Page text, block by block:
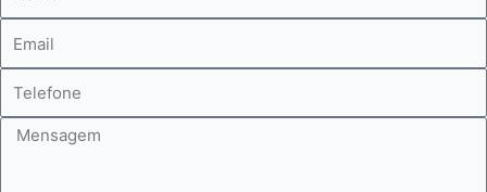
mail
Mensagem